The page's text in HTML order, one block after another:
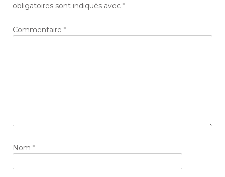
obligatoires sont indiqués avec *
Commentaire *
Nom *